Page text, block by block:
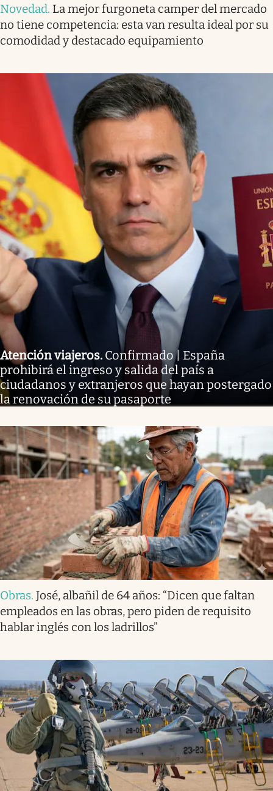
Novedad. La mejor furgoneta camper del mercado
no tiene competencia: esta van resulta ideal por su
comodidad y destacado equipamiento
Atención viajeros. Confirmado | España
prohibirá el ingreso y salida del país a
ciudadanos y extranjeros que hayan postergado
la renovación de su pasaporte
Obras. José, albañil de 64 años: “Dicen que faltan
empleados en las obras, pero piden de requisito
hablar inglés con los ladrillos”